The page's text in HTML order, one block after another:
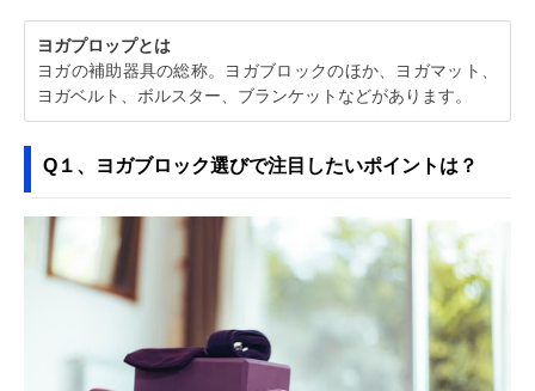
ヨガプロップとは
ヨガの補助器具の総称。ヨガブロックのほか、ヨガマット、
ヨガベルト、ボルスター、ブランケットなどがあります。
Q１、ヨガブロック選びで注目したいポイントは？